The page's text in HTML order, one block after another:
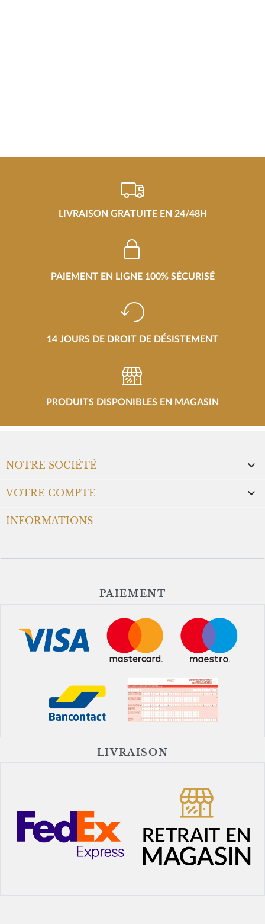
LIVRAISON GRATUITE EN 24/48H
PAIEMENT EN LIGNE 100% SÉCURISÉ
14 JOURS DE DROIT DE DÉSISTEMENT
PRODUITS DISPONIBLES EN MAGASIN
NOTRE SOCIÉTÉ 
VOTRE COMPTE 
INFORMATIONS
PAIEMENT
LIVRAISON